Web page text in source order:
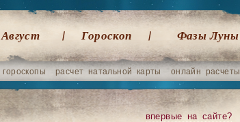
Август Гороскоп Фазы Луны
гороскопы расчет натальной карты онлайн расчеты
впервые на сайте?